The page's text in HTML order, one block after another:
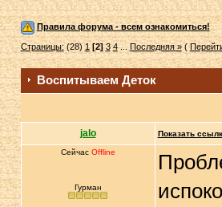
Правила форума - всем ознакомиться!
Страницы:(28)1 [2] 3 4...Последняя »(
Воспитываем Деток
jalo Показать
Сейчас Offline
Гурман